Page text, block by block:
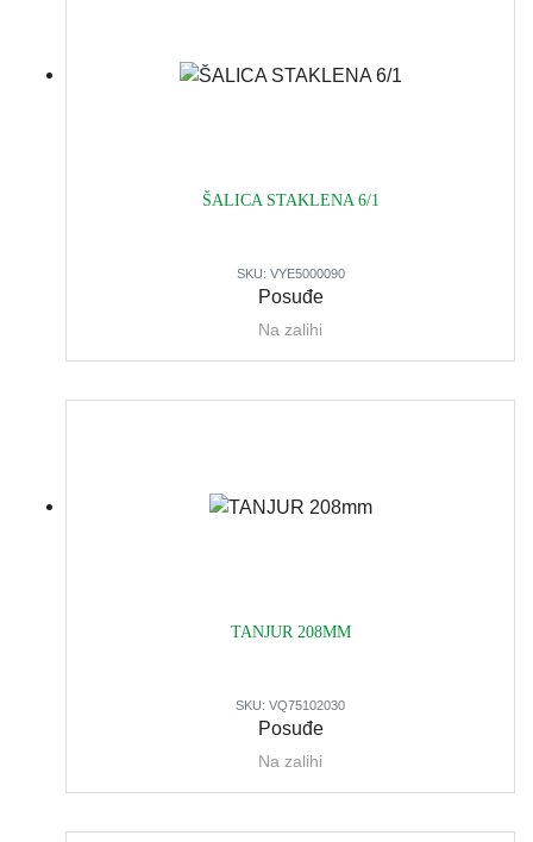
ŠALICA STAKLENA 6/1
SKU: VYE5000090
Posuđe
Na zalihi
TANJUR 208MM
SKU: VQ75102030
Posuđe
Na zalihi